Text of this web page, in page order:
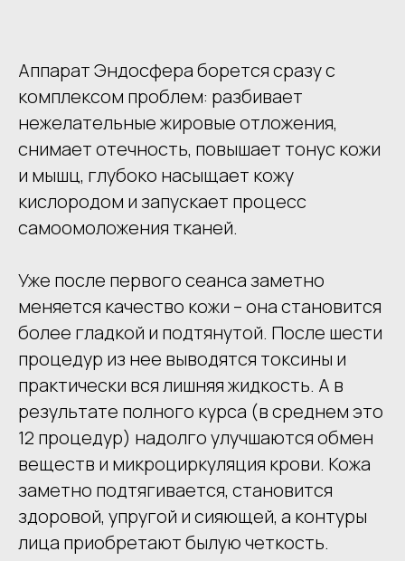
Аппарат Эндосфера борется сразу с
комплексом проблем: разбивает
нежелательные жировые отложения,
снимает отечность, повышает тонус кожи
и мышц, глубоко насыщает кожу
кислородом и запускает процесс
самоомоложения тканей.
Уже после первого сеанса заметно
меняется качество кожи – она становится
более гладкой и подтянутой. После шести
процедур из нее выводятся токсины и
практически вся лишняя жидкость. А в
результате полного курса (в среднем это
12 процедур) надолго улучшаются обмен
веществ и микроциркуляция крови. Кожа
заметно подтягивается, становится
здоровой, упругой и сияющей, а контуры
лица приобретают былую четкость.